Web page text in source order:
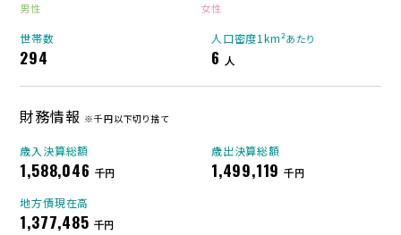
男性 女性
世帯数
294
人口密度1km²あたり
6 人
財務情報 ※千円以下切り捨て
歳入決算総額
1,588,046 千円
歳出決算総額
1,499,119 千円
地方債現在高
1,377,485 千円